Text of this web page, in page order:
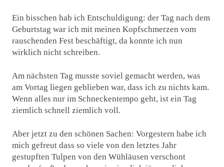
Ein bisschen hab ich Entschuldigung: der Tag nach dem
Geburtstag war ich mit meinen Kopfschmerzen vom
rauschenden Fest beschäftigt, da konnte ich nun
wirklich nicht schreiben.
Am nächsten Tag musste soviel gemacht werden, was
am Vortag liegen geblieben war, dass ich zu nichts kam.
Wenn alles nur im Schneckentempo geht, ist ein Tag
ziemlich schnell ziemlich voll.
Aber jetzt zu den schönen Sachen: Vorgestern habe ich
mich gefreut dass so viele von den letztes Jahr
gestupften Tulpen von den Wühläusen verschont